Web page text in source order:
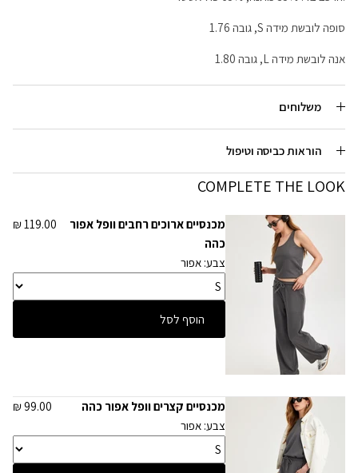
סופה לובשת מידה S, גובה 1.76
אנה לובשת מידה L, גובה 1.80
משלוחים
הוראות כביסה וטיפול
COMPLETE THE LOOK
מכנסיים ארוכים רחבים וופל אפור
כהה
119.00 ₪
צבע: אפור
הוסף לסל
מכנסיים קצרים וופל אפור כהה
99.00 ₪
צבע: אפור